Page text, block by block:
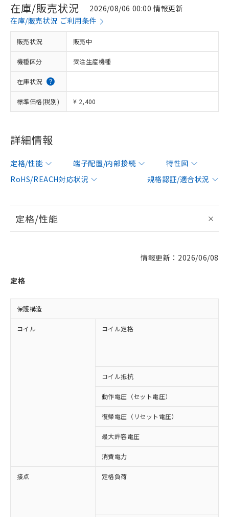
在庫/販売状況
2026/08/06 00:00 情報更新
在庫/販売状況 ご利用条件
販売状況 販売中
機種区分 受注生産機種
在庫状況
標準価格(税別) ¥ 2,400
詳細情報
定格/性能 端子配置/内部接続
特性図
RoHS/REACH対応状況
規格認証/適合状況
定格/性能
情報更新：2026/06/08
定格
保護構造
コイル コイル定格
コイル抵抗
動作電圧（セット電圧）
復帰電圧（リセット電圧）
最大許容電圧
消費電力
接点 定格負荷